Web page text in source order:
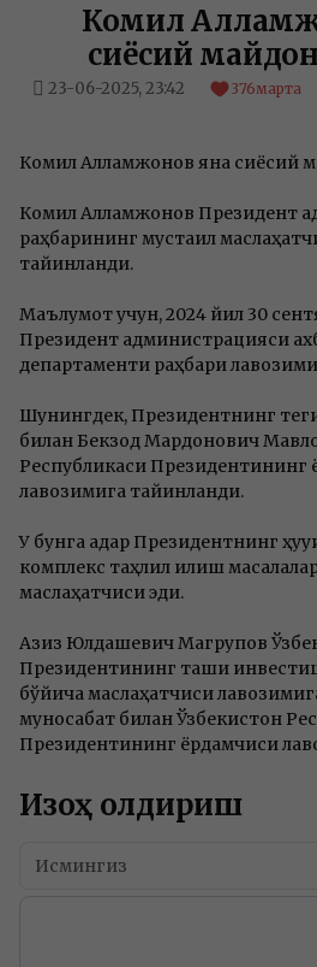
Комил
сиёсий
23-06-2025, 23:42 376марта
Комил Алламжонов яна сиёсий
Комил Алламжонов Президент
раҳбарининг мустақил
тайинланди.
Маълумот учун, 2024 йил 30
Президент администрацияси
департаменти раҳбари
Шунингдек, Президентнинг
билан Бекзод Мардонович
Республикаси Президентининг
лавозимига тайинланди.
У бунга қадар Президентнинг
комплекс таҳлил қилиш
маслаҳатчиси эди.
Азиз Юлдашевич Магрупов
Президентининг ташқи
бўйича маслаҳатчиси
муносабат билан Ўзбекистон
Президентининг ёрдамчиси
Изоҳ қолдириш